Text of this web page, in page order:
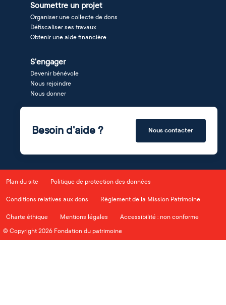
Soumettre un projet
Organiser une collecte de dons
Défiscaliser ses travaux
Obtenir une aide financière
S'engager
Devenir bénévole
Nous rejoindre
Nous donner
Besoin d'aide ? Nous contacter
Plan du site Politique de protection des données
Conditions relatives aux dons Règlement de la Mission Patrimoine
Charte éthique Mentions légales
Accessibilité : non conforme
© Copyright 2026 Fondation du patrimoine